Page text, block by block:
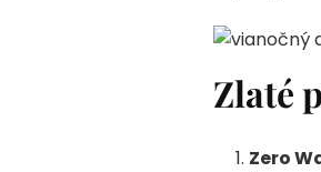
Zlaté
Zero